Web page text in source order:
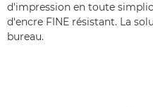
d'impression en toute
d'encre FINE résistant. La
bureau.